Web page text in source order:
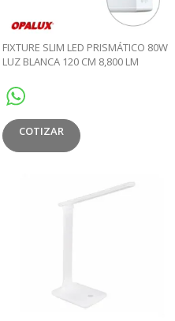
FIXTURE SLIM LED PRISMÁTICO 80W
LUZ BLANCA 120 CM 8,800 LM
COTIZAR